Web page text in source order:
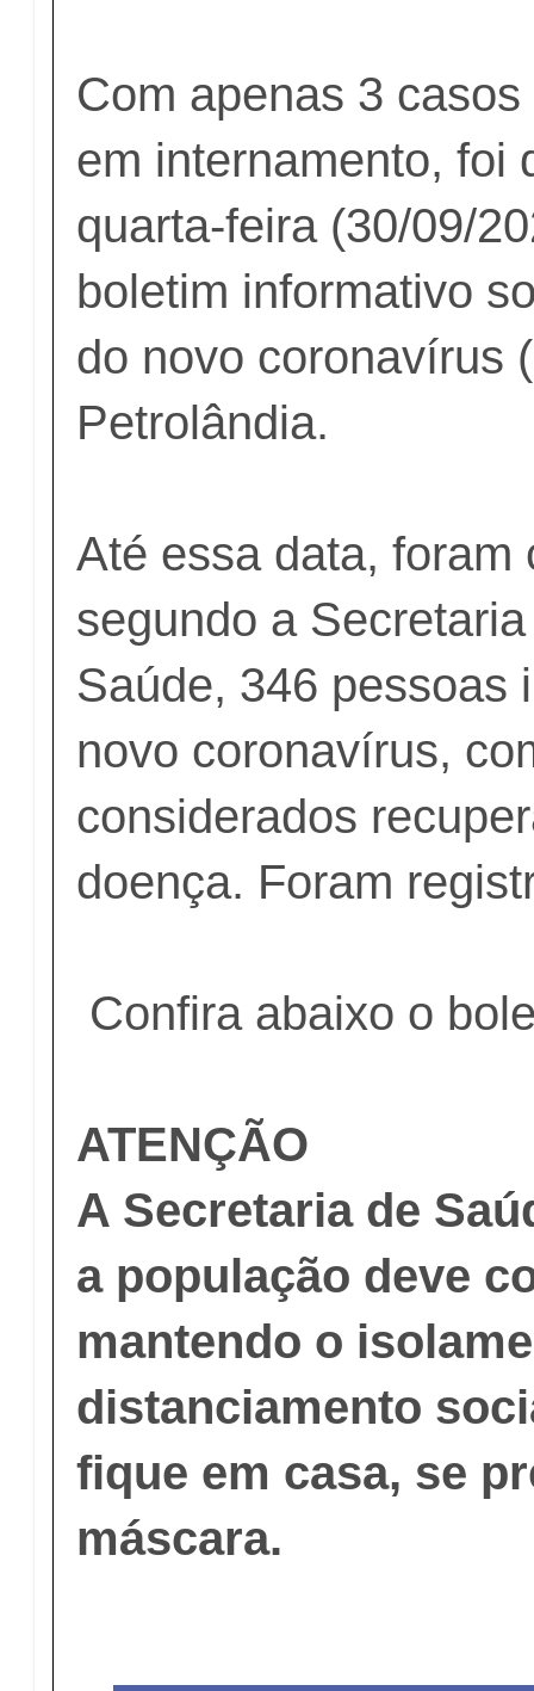
Com apenas 3
em internamento, foi
quarta-feira (30/09/
boletim informativo
do novo coronavírus
Petrolândia.
Até essa data, foram
segundo a
Saúde, 346 pessoas
novo coronavírus,
considerados
doença. Foram
Confira abaixo o
ATENÇÃO
A Secretaria de
a população deve
mantendo o
distanciamento
fique em casa, se
máscara.